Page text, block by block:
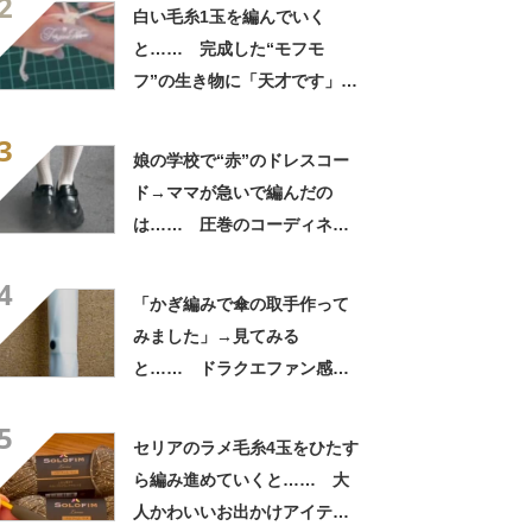
白い毛糸1玉を編んでいく
と…… 完成した“モフモ
フ”の生き物に「天才です」
娘の学校で“赤”のドレスコー
ド→ママが急いで編んだの
は…… 圧巻のコーディネー
「かぎ編みで傘の取手作って
みました」→見てみる
と…… ドラクエファン感動
セリアのラメ毛糸4玉をひたす
ら編み進めていくと…… 大
人かわいいお出かけアイテム